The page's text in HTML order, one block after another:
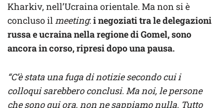
Kharkiv, nell’Ucraina orientale. Ma non si è
concluso ilmeeting: i negoziati tra le delegazioni
russa e ucraina nella regione di Gomel, sono
ancora in corso, ripresi dopo una pausa.
“C’è stata una fuga di notizie secondo cui i
colloqui sarebbero conclusi. Ma noi, le persone
che sono qui ora, non ne sappiamo nulla. Tutto